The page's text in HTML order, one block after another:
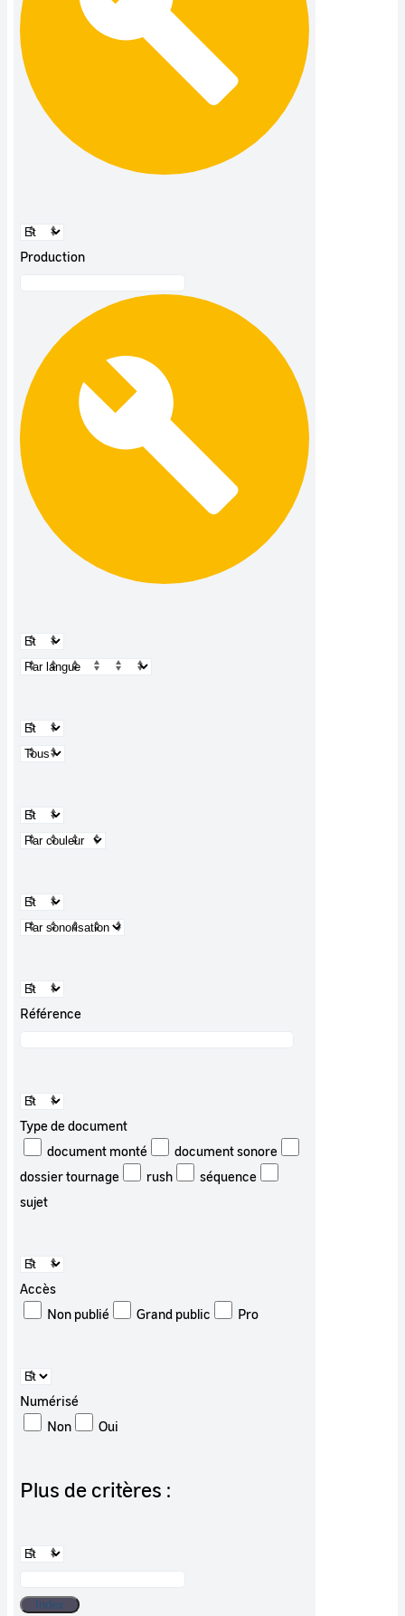
Production
Référence
Type de document
document monté
document sonore
dossier tournage
rush
séquence
sujet
Accès
Non publié
Grand public Pro
Numérisé
Non
Oui
Plus de critères :